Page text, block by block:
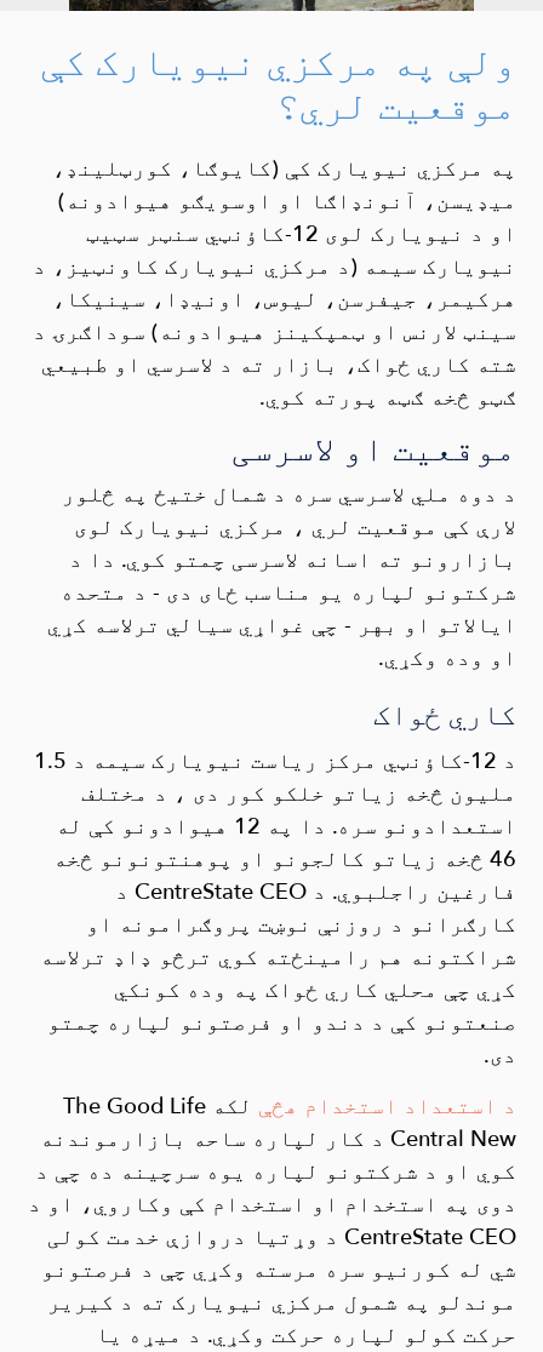
ولې په مرکزي نیویارک کې
موقعیت لري؟
په مرکزي نیویارک کې (کایوګا، کورټلینډ،
میډیسن، آنونډاګا او اوسویګو هیوادونه)
او د نیویارک لوی 12-کاؤنټي سنټر سټیټ
نیویارک سیمه (د مرکزي نیویارک کاونټيز، د
هرکیمر، جیفرسن، لیوس، اونیډا، سینیکا،
سینټ لارنس او ټمپکینز هیوادونه) سوداګرۍ د
شته کاري ځواک، بازار ته د لاسرسي او طبیعي
ګټو څخه ګټه پورته کوي.
موقعیت او لاسرسی
د دوه ملي لاسرسي سره د شمال ختیځ په څلور
لارې کې موقعیت لري ، مرکزي نیویارک لوی
بازارونو ته اسانه لاسرسی چمتو کوي. دا د
شرکتونو لپاره یو مناسب ځای دی - د متحده
ایالاتو او بهر - چې غواړي سیالي ترلاسه کړي
او وده وکړي.
کاري ځواک
د 12-کاؤنټي مرکز ریاست نیویارک سیمه د 1.5
ملیون څخه زیاتو خلکو کور دی ، د مختلف
استعدادونو سره. دا په 12 هیوادونو کې له
46 څخه زیاتو کالجونو او پوهنتونونو څخه
فارغین راجلبوي. د CentreState CEO د
کارګرانو د روزنې نوښت پروګرامونه او
شراکتونه هم رامینځته کوي ترڅو ډاډ ترلاسه
کړي چې محلي کاري ځواک په وده کونکي
صنعتونو کې د دندو او فرصتونو لپاره چمتو
دی.
د استعداد استخدام هڅې
لکه The Good Life
Central New د کار لپاره ساحه بازارموندنه
کوي او د شرکتونو لپاره یوه سرچینه ده چې د
دوی په استخدام او استخدام کې وکاروي، او د
CentreState CEO د وړتیا دروازې خدمت کولی
شي له کورنیو سره مرسته وکړي چې د فرصتونو
موندلو په شمول مرکزي نیویارک ته د کیریر
حرکت کولو لپاره حرکت وکړي. د میړه یا